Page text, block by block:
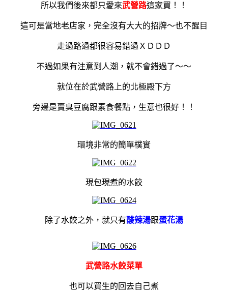
所以我們後來都只愛來武營路這家買！！
這可是當地老店家，完全沒有大大的招牌～也不醒目
走過路過都很容易錯過ＸＤＤＤ
不過如果有注意到人潮，就不會錯過了～～
就位在於武營路上的北極殿下方
旁邊是賣臭豆腐跟素食餐點，生意也很好！！
環境非常的簡單樸實
現包現煮的水餃
除了水餃之外，就只有酸辣湯跟蛋花湯
武營路水餃菜單
也可以買生的回去自己煮